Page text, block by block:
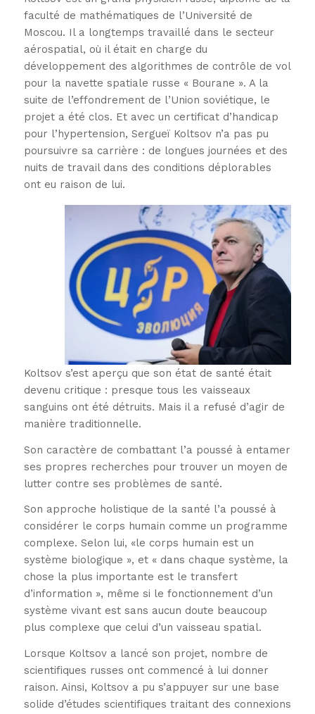
faculté de mathématiques de l’Université de
Moscou. Il a longtemps travaillé dans le secteur
aérospatial, où il était en charge du
développement des algorithmes de contrôle de vol
pour la navette spatiale russe « Bourane ». A la
suite de l’effondrement de l’Union soviétique, le
projet a été clos. Et avec un certificat d’handicap
pour l’hypertension, Sergueï Koltsov n’a pas pu
poursuivre sa carrière : de longues journées et des
nuits de travail dans des conditions déplorables
ont eu raison de lui.
Koltsov s’est aperçu que son état de santé était
devenu critique : presque tous les vaisseaux
sanguins ont été détruits. Mais il a refusé d’agir de
manière traditionnelle.
Son caractère de combattant l’a poussé à entamer
ses propres recherches pour trouver un moyen de
lutter contre ses problèmes de santé.
Son approche holistique de la santé l’a poussé à
considérer le corps humain comme un programme
complexe. Selon lui, «le corps humain est un
système biologique », et « dans chaque système, la
chose la plus importante est le transfert
d’information », même si le fonctionnement d’un
système vivant est sans aucun doute beaucoup
plus complexe que celui d’un vaisseau spatial.
Lorsque Koltsov a lancé son projet, nombre de
scientifiques russes ont commencé à lui donner
raison. Ainsi, Koltsov a pu s’appuyer sur une base
solide d’études scientifiques traitant des connexions